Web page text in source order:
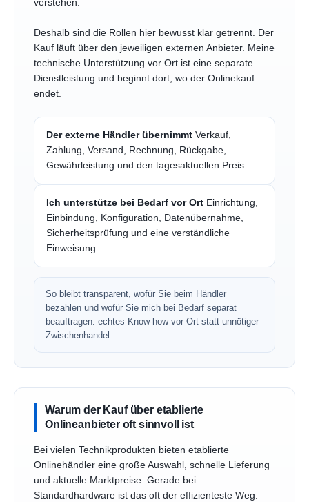
verstehen.
Deshalb sind die Rollen hier bewusst klar getrennt. Der
Kauf läuft über den jeweiligen externen Anbieter. Meine
technische Unterstützung vor Ort ist eine separate
Dienstleistung und beginnt dort, wo der Onlinekauf
endet.
Der externe Händler übernimmt Verkauf,
Zahlung, Versand, Rechnung, Rückgabe,
Gewährleistung und den tagesaktuellen Preis.
Ich unterstütze bei Bedarf vor Ort Einrichtung,
Einbindung, Konfiguration, Datenübernahme,
Sicherheitsprüfung und eine verständliche
Einweisung.
So bleibt transparent, wofür Sie beim Händler
bezahlen und wofür Sie mich bei Bedarf separat
beauftragen: echtes Know-how vor Ort statt unnötiger
Zwischenhandel.
Warum der Kauf über etablierte
Onlineanbieter oft sinnvoll ist
Bei vielen Technikprodukten bieten etablierte
Onlinehändler eine große Auswahl, schnelle Lieferung
und aktuelle Marktpreise. Gerade bei
Standardhardware ist das oft der effizienteste Weg.